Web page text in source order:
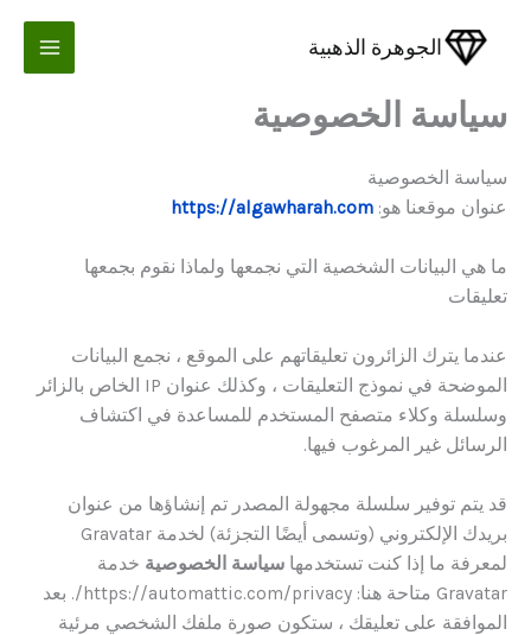
الجوهرة الذهبية
سياسة الخصوصية
سياسة الخصوصية
عنوان موقعنا هو: https://algawharah.com
ما هي البيانات الشخصية التي نجمعها ولماذا نقوم بجمعها
تعليقات
عندما يترك الزائرون تعليقاتهم على الموقع ، نجمع البيانات
الموضحة في نموذج التعليقات ، وكذلك عنوان IP الخاص بالزائر
وسلسلة وكلاء متصفح المستخدم للمساعدة في اكتشاف
الرسائل غير المرغوب فيها.
قد يتم توفير سلسلة مجهولة المصدر تم إنشاؤها من عنوان
بريدك الإلكتروني (وتسمى أيضًا التجزئة) لخدمة Gravatar
لمعرفة ما إذا كنت تستخدمها سياسة الخصوصية خدمة
Gravatar متاحة هنا: https://automattic.com/privacy/. بعد
الموافقة على تعليقك ، ستكون صورة ملفك الشخصي مرئية